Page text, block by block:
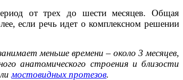
от трех до шести месяцев. Общая
если речь идет о комплексном решении
меньше времени – около 3 месяцев,
анатомического строения и близости
мостовидных протезов.